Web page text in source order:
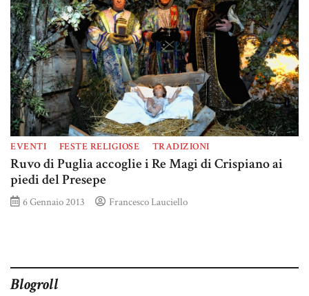
EVENTI FESTE RELIGIOSE TRADIZIONI
Ruvo di Puglia accoglie i Re Magi di Crispiano ai
piedi del Presepe
6 Gennaio 2013 Francesco Lauciello
Blogroll